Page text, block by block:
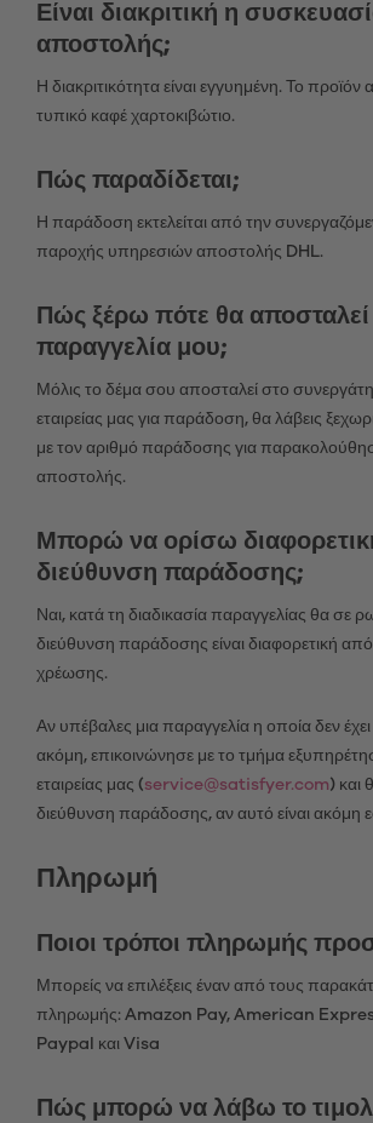
Είναι διακριτική η
αποστολής;
Η διακριτικότητα είναι εγγυημένη. Το προϊόν
τυπικό καφέ χαρτοκιβώτιο.
Πώς παραδίδεται;
Η παράδοση εκτελείται από την
παροχής υπηρεσιών αποστολής DHL.
Πώς ξέρω πότε θα αποσταλεί
παραγγελία μου;
Μόλις το δέμα σου αποσταλεί στο
εταιρείας μας για παράδοση, θα λάβεις
με τον αριθμό παράδοσης για
αποστολής.
Μπορώ να ορίσω
διεύθυνση παράδοσης;
Ναι, κατά τη διαδικασία παραγγελίας θα σε
διεύθυνση παράδοσης είναι διαφορετική
χρέωσης.
Αν υπέβαλες μια παραγγελία η οποία δεν
ακόμη, επικοινώνησε με το τμήμα
εταιρείας μας (service@satisfyer.com) και
διεύθυνση παράδοσης, αν αυτό είναι ακόμη
Πληρωμή
Ποιοι τρόποι πληρωμής
Μπορείς να επιλέξεις έναν από τους
πληρωμής: Amazon Pay, American
Paypal και Visa
Πώς μπορώ να λάβω το